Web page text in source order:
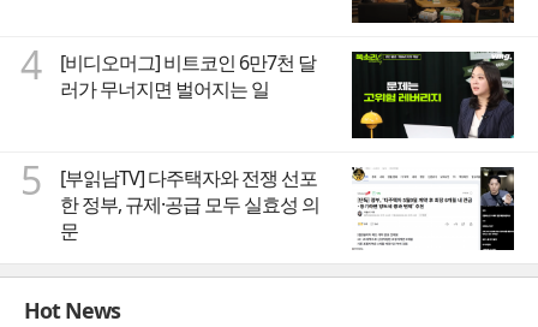
4
[비디오머그] 비트코인 6만7천 달
러가 무너지면 벌어지는 일
5
[부읽남TV] 다주택자와 전쟁 선포
한 정부, 규제·공급 모두 실효성 의
문
Hot News